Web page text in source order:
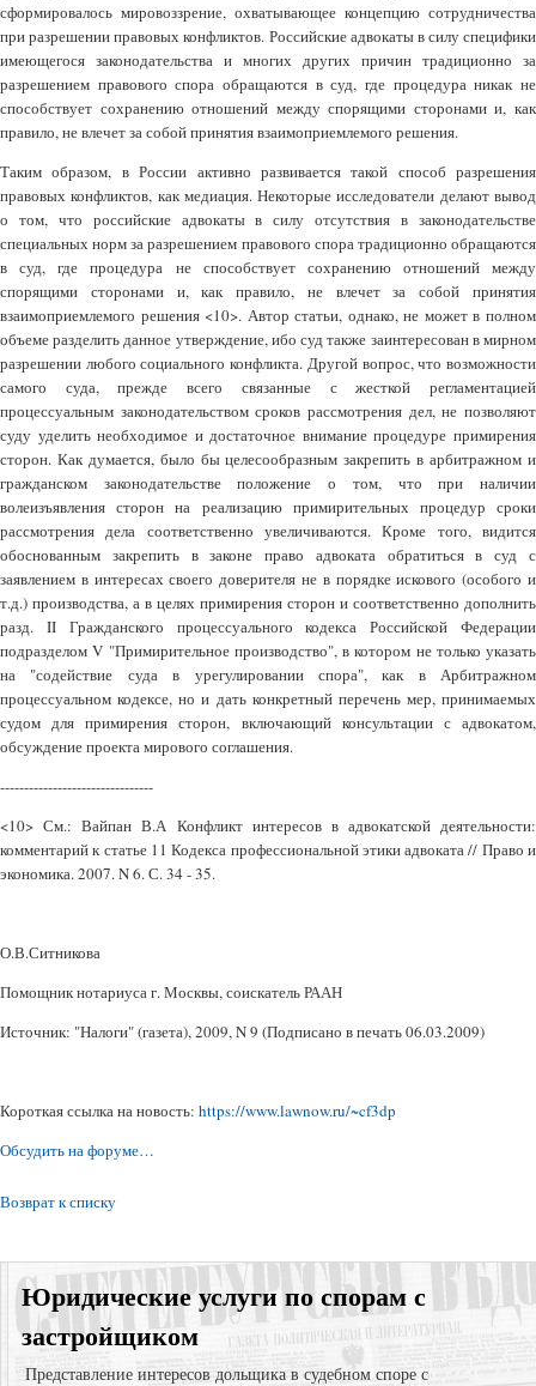
сформировалось мировоззрение, охватывающее концепцию сотрудничества
при разрешении правовых конфликтов. Российские адвокаты в силу специфики
имеющегося законодательства и многих других причин традиционно за
разрешением правового спора обращаются в суд, где процедура никак не
способствует сохранению отношений между спорящими сторонами и, как
правило, не влечет за собой принятия взаимоприемлемого решения.
Таким образом, в России активно развивается такой способ разрешения
правовых конфликтов, как медиация. Некоторые исследователи делают вывод
о том, что российские адвокаты в силу отсутствия в законодательстве
специальных норм за разрешением правового спора традиционно обращаются
в суд, где процедура не способствует сохранению отношений между
спорящими сторонами и, как правило, не влечет за собой принятия
взаимоприемлемого решения <10>. Автор статьи, однако, не может в полном
объеме разделить данное утверждение, ибо суд также заинтересован в мирном
разрешении любого социального конфликта. Другой вопрос, что возможности
самого суда, прежде всего связанные с жесткой регламентацией
процессуальным законодательством сроков рассмотрения дел, не позволяют
суду уделить необходимое и достаточное внимание процедуре примирения
сторон. Как думается, было бы целесообразным закрепить в арбитражном и
гражданском законодательстве положение о том, что при наличии
волеизъявления сторон на реализацию примирительных процедур сроки
рассмотрения дела соответственно увеличиваются. Кроме того, видится
обоснованным закрепить в законе право адвоката обратиться в суд с
заявлением в интересах своего доверителя не в порядке искового (особого и
т.д.) производства, а в целях примирения сторон и соответственно дополнить
разд. II Гражданского процессуального кодекса Российской Федерации
подразделом V "Примирительное производство", в котором не только указать
на "содействие суда в урегулировании спора", как в Арбитражном
процессуальном кодексе, но и дать конкретный перечень мер, принимаемых
судом для примирения сторон, включающий консультации с адвокатом,
обсуждение проекта мирового соглашения.
--------------------------------
<10> См.: Вайпан В.А Конфликт интересов в адвокатской деятельности:
комментарий к статье 11 Кодекса профессиональной этики адвоката // Право и
экономика. 2007. N 6. С. 34 - 35.
О.В.Ситникова
Помощник нотариуса г. Москвы, соискатель РААН
Источник: "Налоги" (газета), 2009, N 9 (Подписано в печать 06.03.2009)
Короткая ссылка на новость: https://www.lawnow.ru/~cf3dp
Обсудить на форуме…
Возврат к списку
Юридические услуги по спорам с
застройщиком
Представление интересов дольщика в судебном споре с